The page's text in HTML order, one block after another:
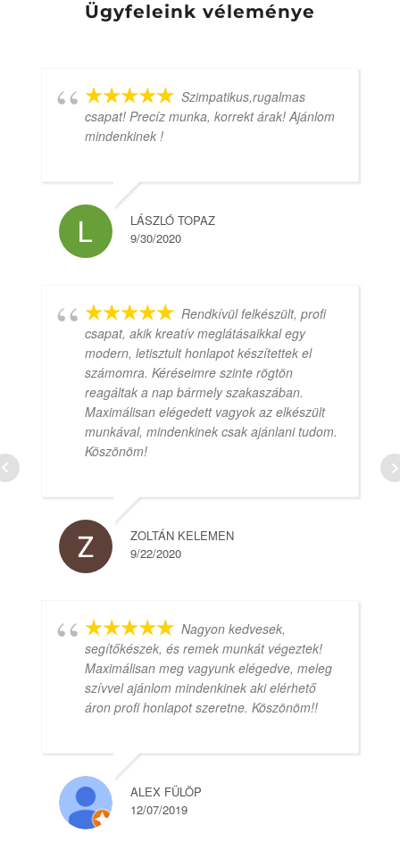
Ügyfeleink véleménye
Szimpatikus,rugalmas
csapat! Precíz munka, korrekt árak! Ajánlom
mindenkinek !
LÁSZLÓ TOPAZ
9/30/2020
Rendkívül felkészült, profi
csapat, akik kreatív meglátásaikkal egy
modern, letisztult honlapot készítettek el
számomra. Kéréseimre szinte rögtön
reagáltak a nap bármely szakaszában.
Maximálisan elégedett vagyok az elkészült
munkával, mindenkinek csak ajánlani tudom.
Köszönöm!
ZOLTÁN KELEMEN
9/22/2020
Nagyon kedvesek,
segítőkészek, és remek munkát végeztek!
Maximálisan meg vagyunk elégedve, meleg
szívvel ajánlom mindenkinek aki elérhető
áron profi honlapot szeretne. Köszönöm!!
ALEX FÜLÖP
12/07/2019